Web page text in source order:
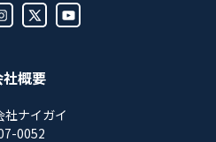
社概要
社ナイガイ
0052